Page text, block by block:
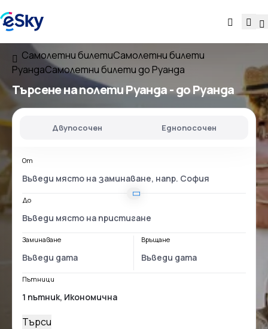
Самолетни билетиСамолетни билети
РуандаСамолетни билети до Руанда
Търсене на полетиРуанда - до Руанда
Двупосочен Еднопосочен
От
До
Заминаване Връщане
Пътници
Търси